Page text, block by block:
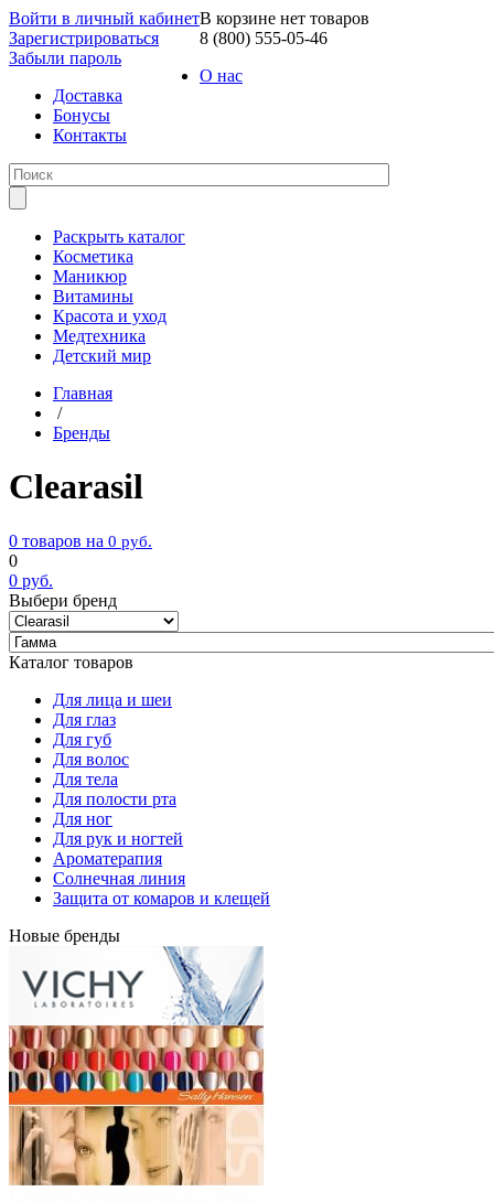
Войти в личный кабинет
Зарегистрироваться
Забыли пароль
В корзине нет товаров
8 (800) 555-05-46
О нас
Доставка
Бонусы
Контакты
Раскрыть каталог
Косметика
Маникюр
Витамины
Красота и уход
Медтехника
Детский мир
Главная
/
Бренды
Clearasil
0 товаров на 0 руб.
0
0 руб.
Выбери бренд
Каталог товаров
Для лица и шеи
Для глаз
Для губ
Для волос
Для тела
Для полости рта
Для ног
Для рук и ногтей
Ароматерапия
Солнечная линия
Защита от комаров и клещей
Новые бренды